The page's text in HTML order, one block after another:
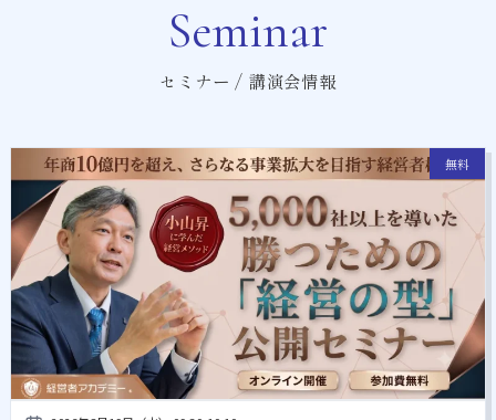
Seminar
セミナー / 講演会情報
無料